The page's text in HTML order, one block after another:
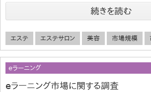
続きを読む
エステ エステサロン 美容 市場規模
eラーニング
eラーニング市場に関する調査